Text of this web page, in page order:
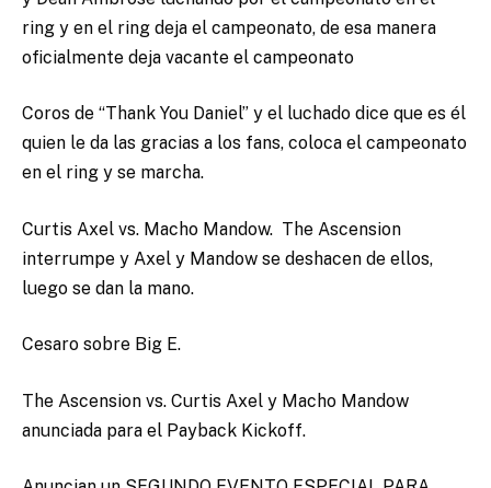
ring y en el ring deja el campeonato, de esa manera
oficialmente deja vacante el campeonato
Coros de “Thank You Daniel” y el luchado dice que es él
quien le da las gracias a los fans, coloca el campeonato
en el ring y se marcha.
Curtis Axel vs. Macho Mandow. The Ascension
interrumpe y Axel y Mandow se deshacen de ellos,
luego se dan la mano.
Cesaro sobre Big E.
The Ascension vs. Curtis Axel y Macho Mandow
anunciada para el Payback Kickoff.